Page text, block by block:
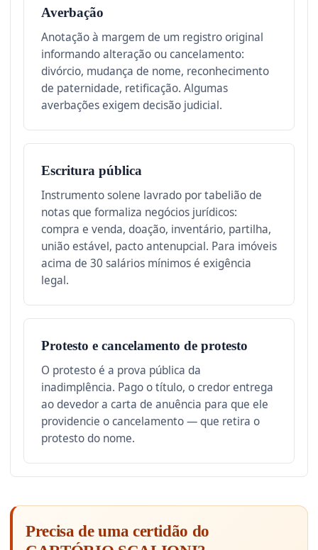
Averbação
Anotação à margem de um registro original
informando alteração ou cancelamento:
divórcio, mudança de nome, reconhecimento
de paternidade, retificação. Algumas
averbações exigem decisão judicial.
Escritura pública
Instrumento solene lavrado por tabelião de
notas que formaliza negócios jurídicos:
compra e venda, doação, inventário, partilha,
união estável, pacto antenupcial. Para imóveis
acima de 30 salários mínimos é exigência
legal.
Protesto e cancelamento de protesto
O protesto é a prova pública da
inadimplência. Pago o título, o credor entrega
ao devedor a carta de anuência para que ele
providencie o cancelamento — que retira o
protesto do nome.
Precisa de uma certidão do